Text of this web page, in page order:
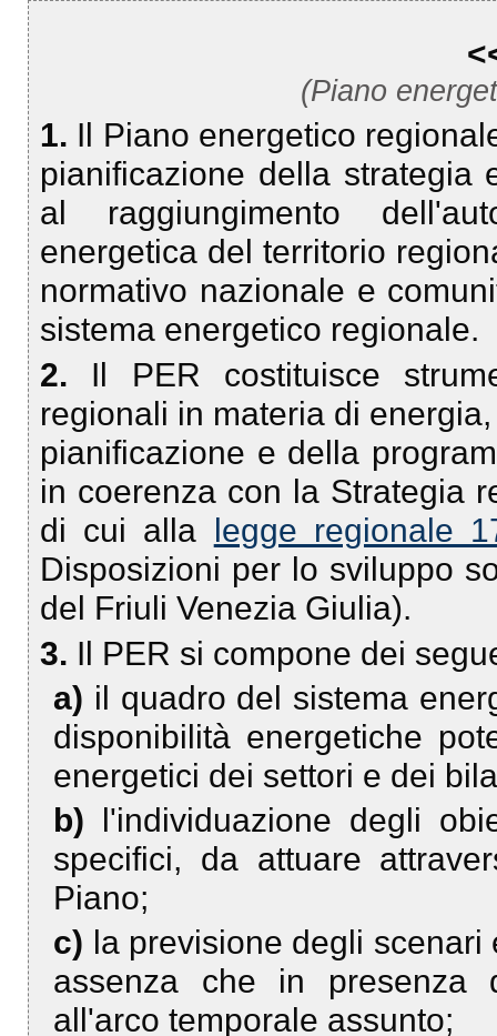
(Piano
1. Il Piano energetico
pianificazione della strategia
al raggiungimento
energetica del territorio
normativo nazionale e
sistema energetico regionale.
2. Il PER costituisce
regionali in materia di
pianificazione e della
in coerenza con la Strategia
di cui alla legge regionale
Disposizioni per lo sviluppo
del Friuli Venezia Giulia).
3. Il PER si compone dei
a) il quadro del sistema
disponibilità energetiche
energetici dei settori e dei
b) l'individuazione degli
specifici, da attuare
Piano;
c) la previsione degli
assenza che in presenza
all'arco temporale assunto;